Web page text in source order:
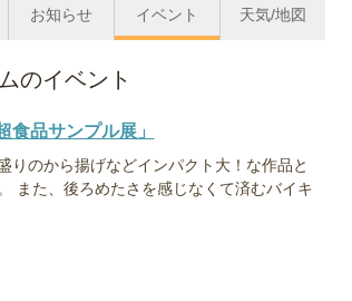
お知らせ イベント 天気/地図
のイベント
品サンプル展」
りのから揚げなどインパクト大！な作品と
また、後ろめたさを感じなくて済むバイキ